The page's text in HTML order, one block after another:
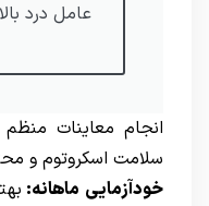
عامل درد
انجام معاینات
سلامت اسکروتوم و
خودآزمایی ماهانه: